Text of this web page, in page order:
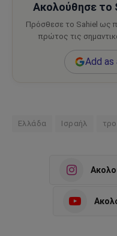
Ακολούθησε το
Πρόσθεσε το Sahiel ως
πρώτος τις
Add
Ελλάδα Ισραήλ